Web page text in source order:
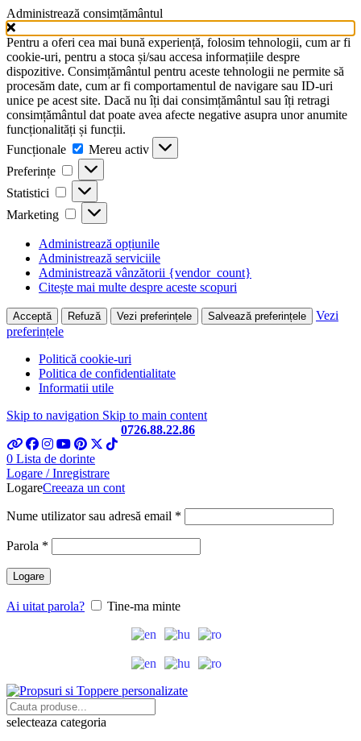
Administrează consimțământul
Pentru a oferi cea mai bună experiență, folosim tehnologii, cum ar fi
cookie-uri, pentru a stoca și/sau accesa informațiile despre
dispozitive. Consimțământul pentru aceste tehnologii ne permite să
procesăm date, cum ar fi comportamentul de navigare sau ID-uri
unice pe acest site. Dacă nu îți dai consimțământul sau îți retragi
consimțământul dat poate avea afecte negative asupra unor anumite
funcționalități și funcții.
Funcționale
Funcționale
Mereu activ
Preferințe
Preferințe
Statistici Statistici
Marketing Marketing
Administrează opțiunile
Administrează serviciile
Administrează vânzătorii {vendor_count}
Citește mai multe despre aceste scopuri
Acceptă Refuză Vezi preferințele Salvează preferințele
Vezi
preferințele
Politică cookie-uri
Politica de confidentialitate
Informatii utile
Skip to navigation Skip to main content
0726.88.22.86
0 Lista de dorinte
Logare / Inregistrare
LogareCreeaza un cont
Nume utilizator sau adresă email *
Parola *
Logare
Ai uitat parola? Tine-ma minte
selecteaza categoria